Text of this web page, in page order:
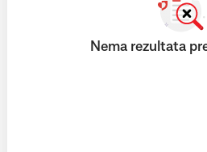
Nema rezultata